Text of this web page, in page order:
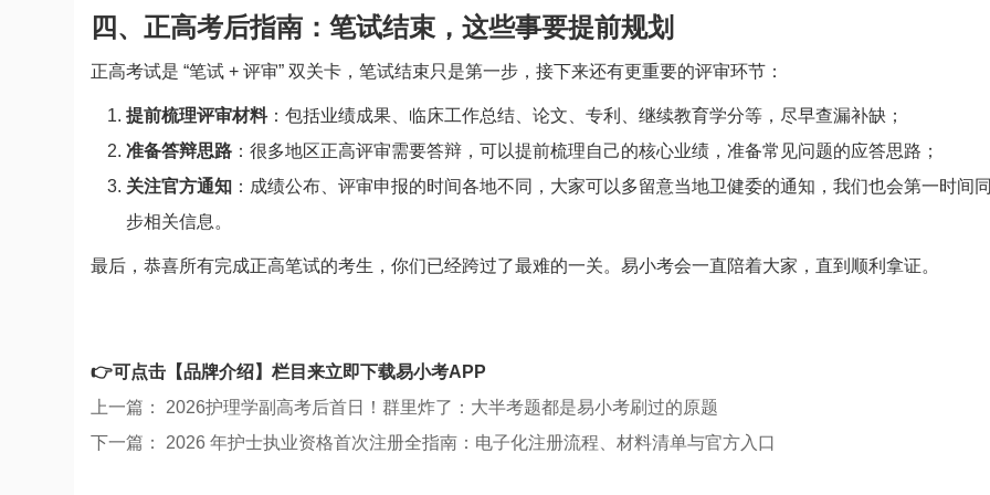
四、正高考后指南：笔试结束，这些事要提前规划
正高考试是 “笔试 + 评审” 双关卡，笔试结束只是第一步，接下来还有更重要的评审环节：
提前梳理评审材料：包括业绩成果、临床工作总结、论文、专利、继续教育学分等，尽早查漏补缺；
准备答辩思路 ：很多地区正高评审需要答辩，可以提前梳理自己的核心业绩，准备常见问题的应答思路；
关注官方通知 ：成绩公布、评审申报的时间各地不同，大家可以多留意当地卫健委的通知，我们也会第一时间
步相关信息。
最后，恭喜所有完成正高笔试的考生，你们已经跨过了最难的一关。易小考会一直陪着大家，直到顺利拿证。
👉可点击【品牌介绍】栏目来立即下载易小考APP
上一篇： 2026护理学副高考后首日！群里炸了：大半考题都是易小考刷过的原题
下一篇： 2026 年护士执业资格首次注册全指南：电子化注册流程、材料清单与官方入口